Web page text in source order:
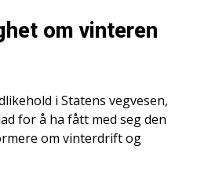
om vinteren
i Statens vegvesen,
for å ha fått med seg den
om vinterdrift og